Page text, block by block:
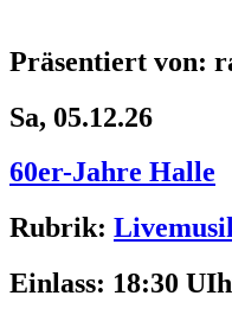
Präsentiert von:
Sa, 05.12.26
60er-Jahre Halle
Rubrik:
Einlass: 18:30